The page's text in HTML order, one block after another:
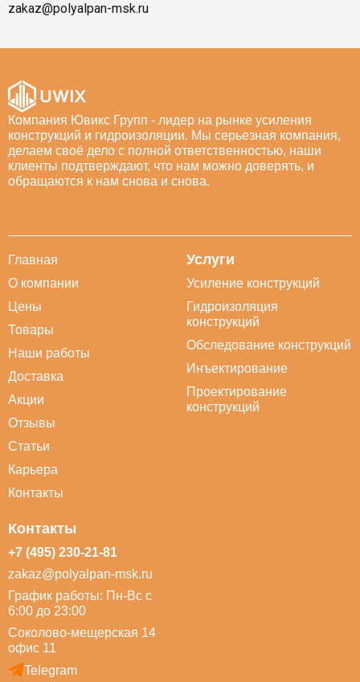
zakaz@polyalpan-msk.ru
Компания Ювикс Групп - лидер на рынке усиления
конструкций и гидроизоляции. Мы серьезная компания,
делаем своё дело с полной ответственностью, наши
клиенты подтверждают, что нам можно доверять, и
обращаются к нам снова и снова.
Главная
О компании
Цены
Товары
Наши работы
Доставка
Акции
Отзывы
Статьи
Карьера
Контакты
Услуги
Усиление конструкций
Гидроизоляция
конструкций
Обследование конструкций
Инъектирование
Проектирование
конструкций
Контакты
+7 (495) 230-21-81
zakaz@polyalpan-msk.ru
График работы: Пн-Вс с
6:00 до 23:00
Соколово-мещерская 14
офис 11
Telegram